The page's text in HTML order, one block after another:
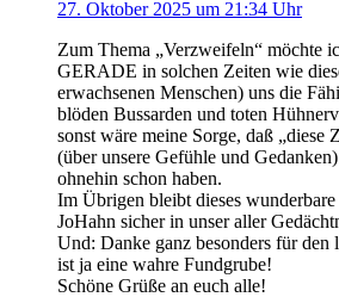
27. Oktober 2025 um 21:34 Uhr
Zum Thema „Verzweifeln“ möchte
GERADE in solchen Zeiten wie
erwachsenen Menschen) uns die
blöden Bussarden und toten
sonst wäre meine Sorge, daß „diese
(über unsere Gefühle und
ohnehin schon haben.
Im Übrigen bleibt dieses
JoHahn sicher in unser aller
Und: Danke ganz besonders für den
ist ja eine wahre Fundgrube!
Schöne Grüße an euch alle!